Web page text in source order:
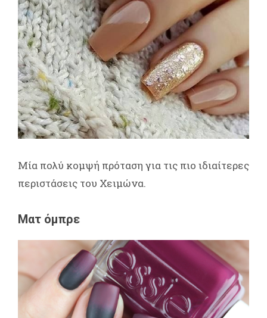
Μία πολύ κομψή πρόταση για τις πιο ιδιαίτερες
περιστάσεις του Χειμώνα.
Ματ όμπρε